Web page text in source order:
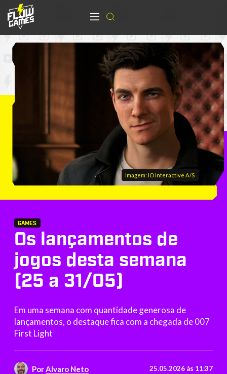
Imagem: IO Interactive A/S
GAMES
Os lançamentos de
jogos desta semana
(25 a 31/05)
Em uma semana com quantidade generosa de
lançamentos, o destaque fica com a chegada de 007
First Light
Por Alvaro Neto 25.05.2026 às 11:37